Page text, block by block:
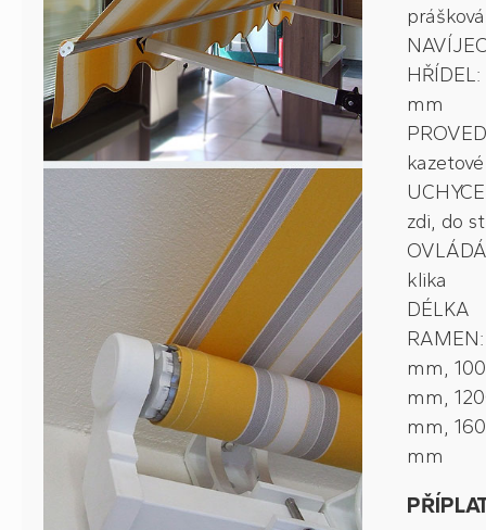
prášková
mm
kazetové
zdi, do
klika
DÉLKA
mm,
mm,
mm,
mm